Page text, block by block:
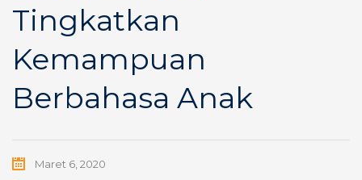
Tingkatkan
Kemampuan
Berbahasa Anak
Maret 6, 2020